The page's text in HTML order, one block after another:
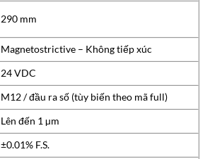
290 mm
Magnetostrictive – Không tiếp xúc
24 VDC
M12 / đầu ra số (tùy biến theo mã full)
Lên đến 1 µm
±0.01% F.S.